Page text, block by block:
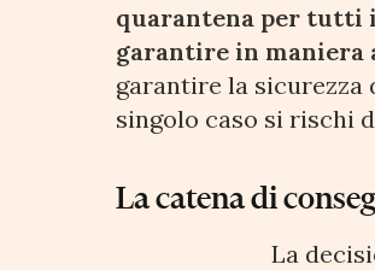
quarantena per tutti
garantire in maniera
garantire la sicurezza
singolo caso si rischi
La catena di
La